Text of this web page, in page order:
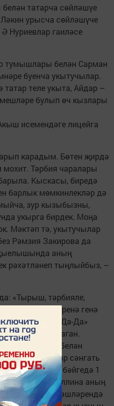
татарча сөйләшүе
урысча сөйләшүче
Нуриевлар гаиләсе
тумышлары белән Сарман
буенча укытучылар.
теле укыта, Айдар –
булып өч кызлары
исемендәге лицейга
карадым. Бөтен җирдә
Тәрбия чаралары
Кыскасы, биредә
барлык мөмкинлекләр дә
зур кызыбызны,
укырга бирдек. Моңа
Мәктәп тә, укытучылар
Рәмзия Закирова да
аның
рәхәтләнеп тыңлыйбыз, –
«Тырыш, тәрбияле,
«5»ле билгеләренә генә
кыз «Да-Да»
тәмамлаган.
гадәтләре белән
15нче Балалар сәнгать
узган бәйгедә 1
Лилия Вәлиуллина аның
Кыз – өй эшләрендә